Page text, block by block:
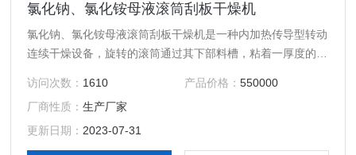
氯化钠、氯化铵母液滚筒刮板干燥机
氯化钠、氯化铵母液滚筒刮板干燥机是一种内加热传导型转动
连续干燥设备，旋转的滚筒通过其下部料槽，粘着一厚度的料
给料膜，使料膜中的湿度得到蒸发、脱湿、使含湿分的物料得
到干燥。干燥好的物料被滚筒表面的刮刀铲离滚筒，通过螺旋
输送器将干物料集中、包装。
访问次数： 1610 产品价格： 550000
厂商性质：生产厂家
更新日期： 2023-07-31